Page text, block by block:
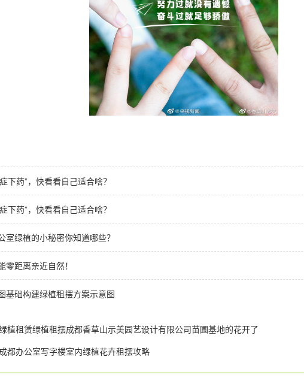
下药”，快看看自己适合啥？
下药”，快看看自己适合啥？
绿植的小秘密你知道哪些？
距离亲近自然！
基础构建绿植租摆方案示意图
植租赁绿植租摆成都香草山示美园艺设计有限公司苗圃基地的花开了
都办公室写字楼室内绿植花卉租摆攻略